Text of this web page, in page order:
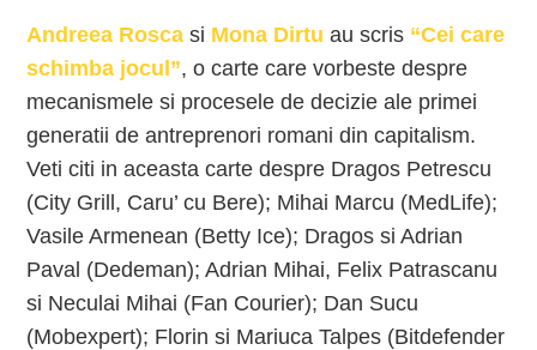
Andreea Rosca si Mona Dirtu au scris “Cei care
schimba jocul”, o carte care vorbeste despre
mecanismele si procesele de decizie ale primei
generatii de antreprenori romani din capitalism.
Veti citi in aceasta carte despre Dragos Petrescu
(City Grill, Caru’ cu Bere); Mihai Marcu (MedLife);
Vasile Armenean (Betty Ice); Dragos si Adrian
Paval (Dedeman); Adrian Mihai, Felix Patrascanu
si Neculai Mihai (Fan Courier); Dan Sucu
(Mobexpert); Florin si Mariuca Talpes (Bitdefender